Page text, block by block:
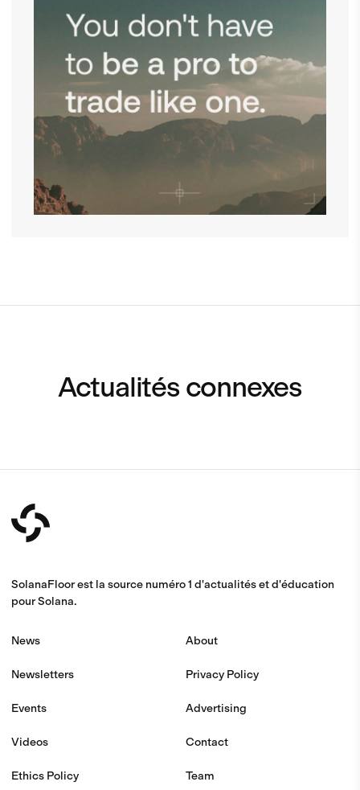
Actualités connexes
SolanaFloor est la source numéro 1 d'actualités et d'éducation
pour Solana.
News
Newsletters
Events
Videos
Ethics Policy
About
Privacy Policy
Advertising
Contact
Team